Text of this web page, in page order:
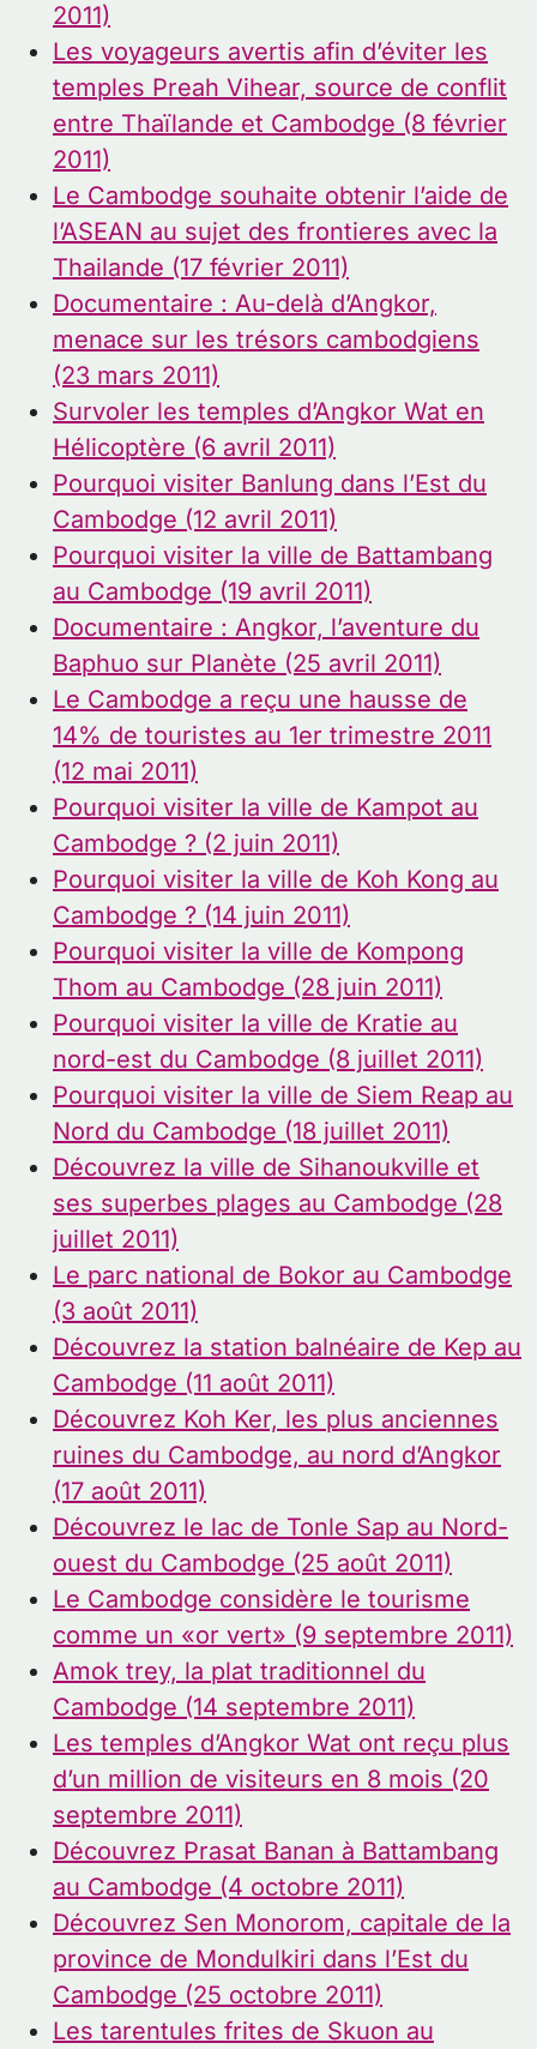
2011)
Les voyageurs avertis afin d’éviter les
temples Preah Vihear, source de conflit
entre Thaïlande et Cambodge (8 février
2011)
Le Cambodge souhaite obtenir l’aide de
l’ASEAN au sujet des frontieres avec la
Thailande (17 février 2011)
Documentaire : Au-delà d’Angkor,
menace sur les trésors cambodgiens
(23 mars 2011)
Survoler les temples d’Angkor Wat en
Hélicoptère (6 avril 2011)
Pourquoi visiter Banlung dans l’Est du
Cambodge (12 avril 2011)
Pourquoi visiter la ville de Battambang
au Cambodge (19 avril 2011)
Documentaire : Angkor, l’aventure du
Baphuo sur Planète (25 avril 2011)
Le Cambodge a reçu une hausse de
14% de touristes au 1er trimestre 2011
(12 mai 2011)
Pourquoi visiter la ville de Kampot au
Cambodge ? (2 juin 2011)
Pourquoi visiter la ville de Koh Kong au
Cambodge ? (14 juin 2011)
Pourquoi visiter la ville de Kompong
Thom au Cambodge (28 juin 2011)
Pourquoi visiter la ville de Kratie au
nord-est du Cambodge (8 juillet 2011)
Pourquoi visiter la ville de Siem Reap au
Nord du Cambodge (18 juillet 2011)
Découvrez la ville de Sihanoukville et
ses superbes plages au Cambodge (28
juillet 2011)
Le parc national de Bokor au Cambodge
(3 août 2011)
Découvrez la station balnéaire de Kep au
Cambodge (11 août 2011)
Découvrez Koh Ker, les plus anciennes
ruines du Cambodge, au nord d’Angkor
(17 août 2011)
Découvrez le lac de Tonle Sap au Nord-
ouest du Cambodge (25 août 2011)
Le Cambodge considère le tourisme
comme un «or vert» (9 septembre 2011)
Amok trey, la plat traditionnel du
Cambodge (14 septembre 2011)
Les temples d’Angkor Wat ont reçu plus
d’un million de visiteurs en 8 mois (20
septembre 2011)
Découvrez Prasat Banan à Battambang
au Cambodge (4 octobre 2011)
Découvrez Sen Monorom, capitale de la
province de Mondulkiri dans l’Est du
Cambodge (25 octobre 2011)
Les tarentules frites de Skuon au